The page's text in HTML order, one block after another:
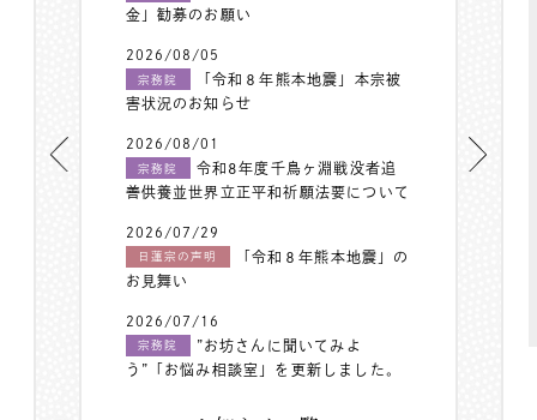
金」勧募のお願い
2026/08/05
宗務院
「令和８年熊本地震」本宗被
害状況のお知らせ
2026/08/01
宗務院
令和8年度千鳥ヶ淵戦没者追
善供養並世界立正平和祈願法要について
2026/07/29
日蓮宗の声明
「令和８年熊本地震」の
お見舞い
2026/07/16
宗務院
”お坊さんに聞いてみよ
う”「お悩み相談室」を更新しました。